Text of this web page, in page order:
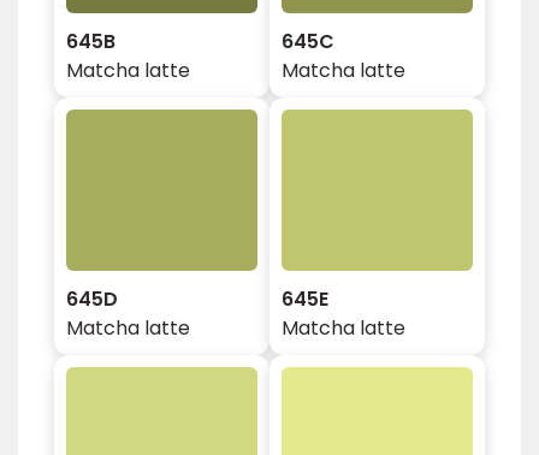
645B
Matcha latte
645C
Matcha latte
645D
Matcha latte
645E
Matcha latte